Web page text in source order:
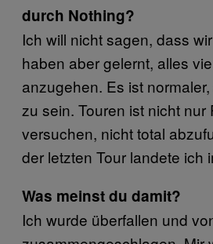
durch Nothing?
Ich will nicht sagen, dass
haben aber gelernt, alles
anzugehen. Es ist
zu sein. Touren ist nicht nur
versuchen, nicht total
der letzten Tour landete ich
Was meinst du damit?
Ich wurde überfallen und